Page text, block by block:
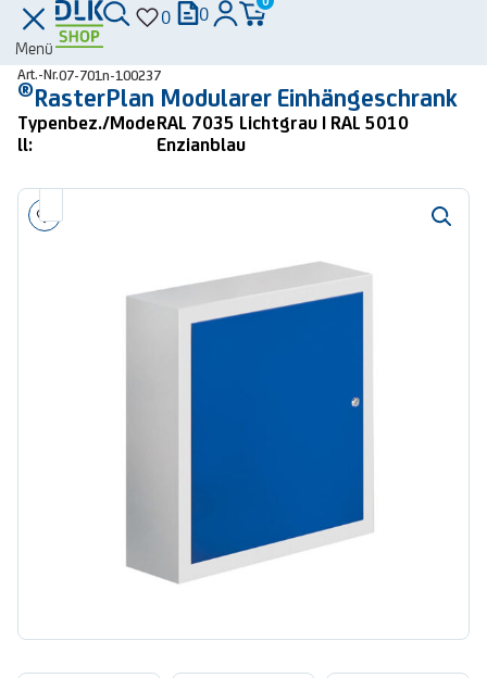
Menü
0 0
Art.-Nr.07-701n-100237
®RasterPlan Modularer Einhängeschrank
Typenbez./Mode
ll:
RAL 7035 Lichtgrau | RAL 5010
Enzianblau